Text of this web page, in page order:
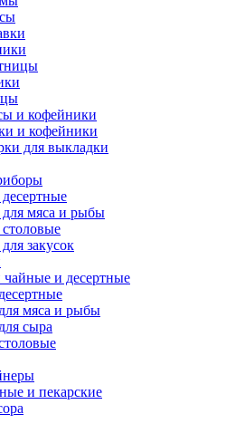
и кофейники
и кофейники
для выкладки
мяса и рыбы
закусок
и десертные
мяса и рыбы
сыра
и пекарские